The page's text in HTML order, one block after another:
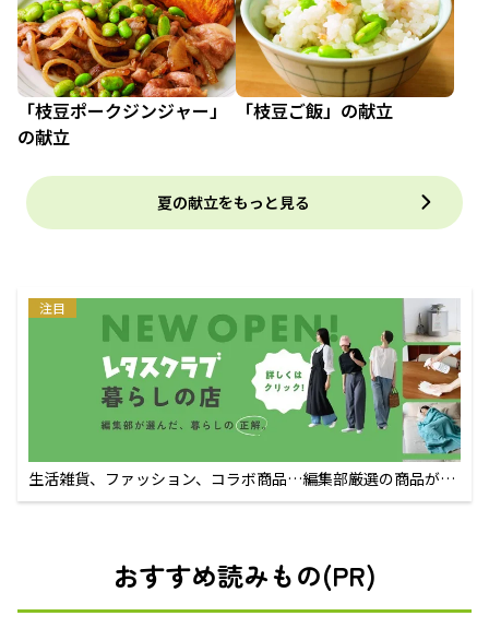
「枝豆ポークジンジャー」
の献立
「枝豆ご飯」の献立
夏の献立をもっと見る
注目
生活雑貨、ファッション、コラボ商品…編集部厳選の商品が買
えるECサイト
おすすめ読みもの(PR)